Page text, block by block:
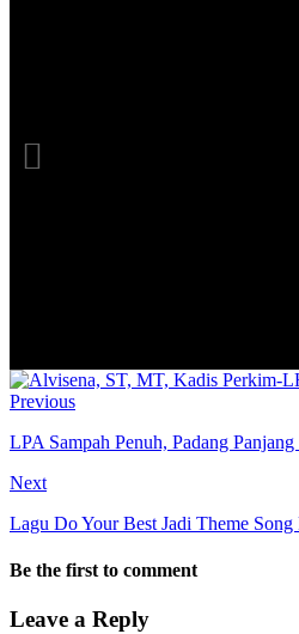
Previous
LPA Sampah Penuh, Padang
Next
Lagu Do Your Best Jadi Theme
Be the first to comment
Leave a Reply